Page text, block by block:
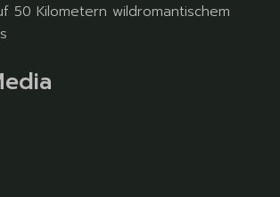
50 Kilometern wildromantischem